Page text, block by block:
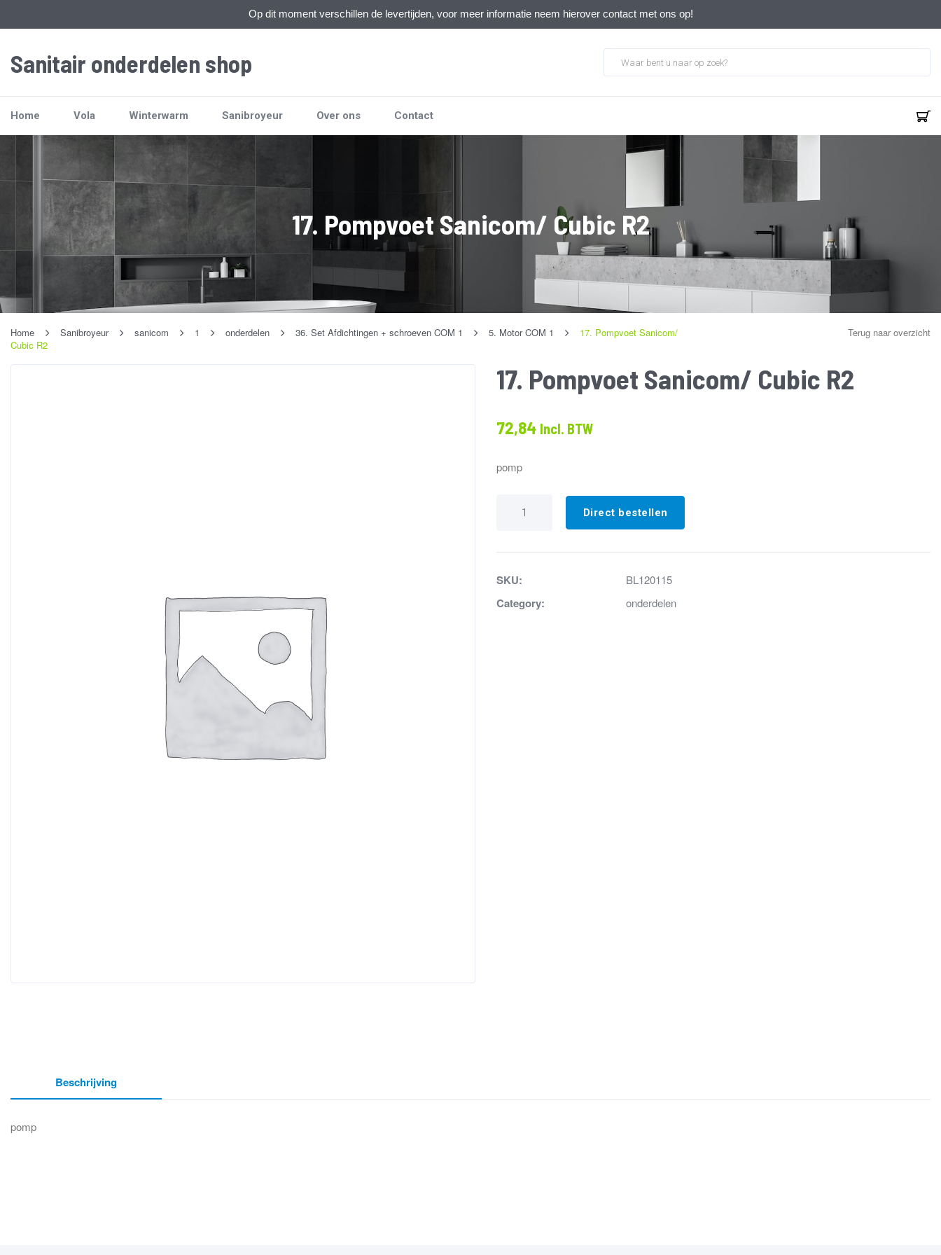
Op dit moment verschillen de levertijden, voor meer informatie neem hierover contact met ons op!
Sanitair onderdelen shop
Home Vola Winterwarm Sanibroyeur Over ons Contact
17. Pompvoet Sanicom/ Cubic R2
Home Sanibroyeur sanicom 1 onderdelen 36. Set Afdichtingen + schroeven COM 1 5. Motor COM 1
17. Pompvoet Sanicom/
Cubic R2
Terug naar overzicht
17. Pompvoet Sanicom/ Cubic R2
72,84 Incl. BTW
pomp
Pompvoet
Direct bestellen
SKU: BL120115
Category: onderdelen
Beschrijving
pomp